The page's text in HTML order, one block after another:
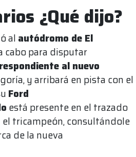
¿Qué dijo?
al autódromo de El
cabo para disputar
al nuevo
y arribará en pista con el
Ford
está presente en el trazado
tricampeón, consultándole
de la nueva